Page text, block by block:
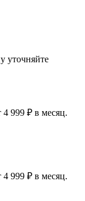
уточняйте
4 999 ₽ в месяц.
4 999 ₽ в месяц.